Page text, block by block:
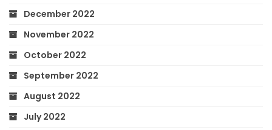
December 2022
November 2022
October 2022
September 2022
August 2022
July 2022